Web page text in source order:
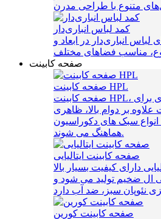
کمد لباس انباری‌دار
انباری‌دار در ابعاد و
صفحه کابینت
صفحه کابینت HPL
صفحه کابینت HPL، گزینه‌ ای مقاوم و اقتصادی برای
بر دوام بالا، ظاهری
انواع سبک‌ های دکوراسیون
هماهنگ می‌ شوند.
صفحه کابینت ایتالیایی
دارای کیفیت بسیار بالا
ال ضخیم تولید می شود و
صفحه کابینت کورین